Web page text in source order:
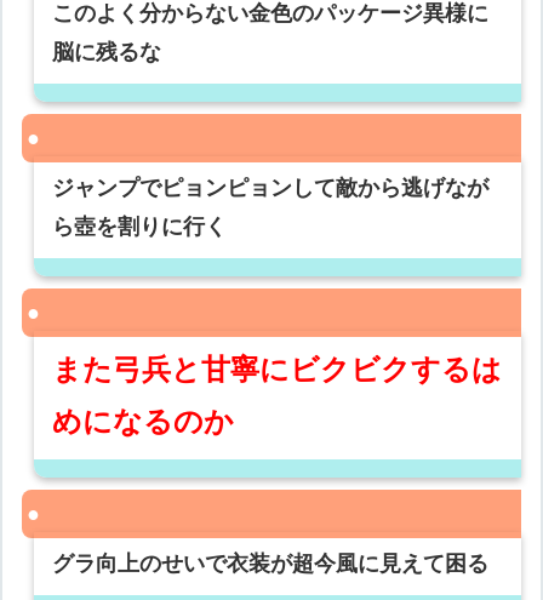
このよく分からない金色のパッケージ異様に
脳に残るな
ジャンプでピョンピョンして敵から逃げなが
ら壺を割りに行く
また弓兵と甘寧にビクビクするは
めになるのか
グラ向上のせいで衣装が超今風に見えて困る